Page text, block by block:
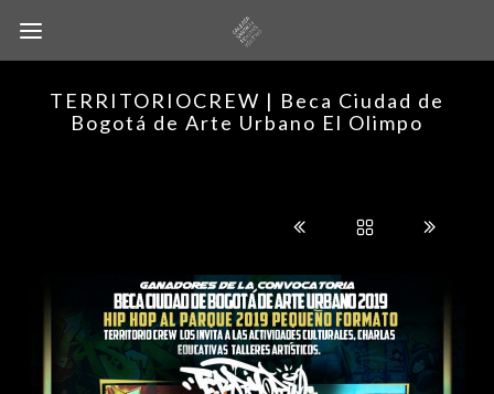
TERRITORIOCREW | Beca Ciudad de
Bogotá de Arte Urbano El Olimpo